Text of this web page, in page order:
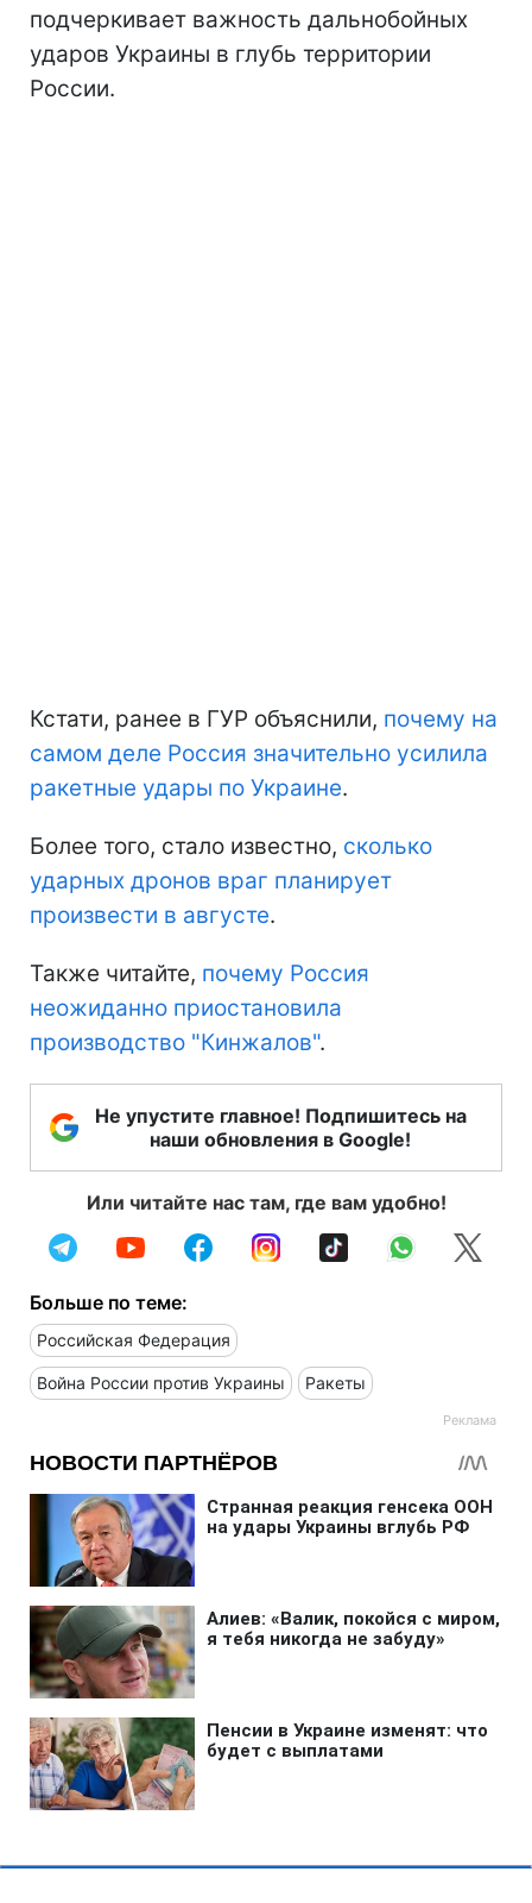
подчеркивает важность дальнобойных
ударов Украины в глубь территории
России.
Кстати, ранее в ГУР объяснили, почему на
самом деле Россия значительно усилила
ракетные удары по Украине.
Более того, стало известно, сколько
ударных дронов враг планирует
произвести в августе.
Также читайте, почему Россия
неожиданно приостановила
производство "Кинжалов".
Не упустите главное! Подпишитесь на
наши обновления в Google!
Или читайте нас там, где вам удобно!
Больше по теме:
Российская Федерация
Война России против Украины Ракеты